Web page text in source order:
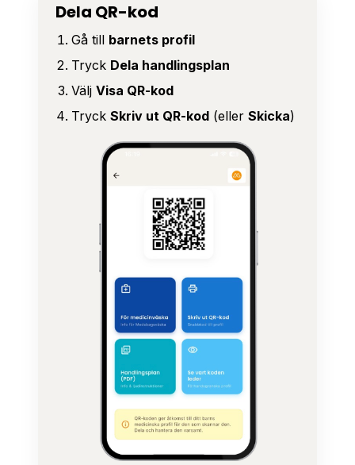
Dela QR-kod
Gå till barnets profil
Tryck Dela handlingsplan
Välj Visa QR-kod
Tryck Skriv ut QR-kod (eller Skicka)